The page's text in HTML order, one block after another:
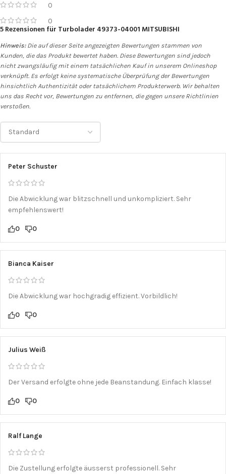
0
0
5 Rezensionen für Turbolader 49373-04001 MITSUBISHI
Hinweis:Die auf dieser Seite angezeigten Bewertungen stammen von
Kunden, die das Produkt bewertet haben. Diese Bewertungen sind jedoch
nicht zwangsläufig mit einem tatsächlichen Kauf in unserem Onlineshop
verknüpft. Es erfolgt keine systematische Überprüfung der Bewertungen
hinsichtlich Authentizität oder tatsächlichem Produkterwerb. Wir behalten
uns das Recht vor, Bewertungen zu entfernen, die gegen unsere Richtlinien
verstoßen.
Peter Schuster
Die Abwicklung war blitzschnell und unkompliziert. Sehr
empfehlenswert!
0 0
Bianca Kaiser
Die Abwicklung war hochgradig effizient. Vorbildlich!
0 0
Julius Weiß
Der Versand erfolgte ohne jede Beanstandung. Einfach klasse!
0 0
Ralf Lange
Die Zustellung erfolgte äusserst professionell. Sehr